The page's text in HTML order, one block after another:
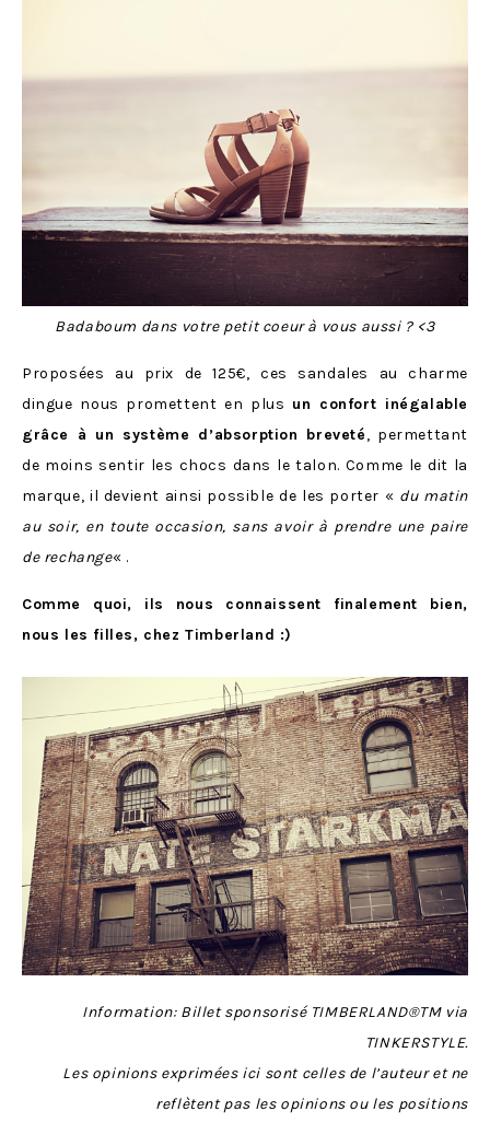
Badaboum dans votre petit coeur à vous aussi ? <3
Proposées au prix de 125€, ces sandales au charme
dingue nous promettent en plus un confort inégalable
grâce à un système d’absorption breveté, permettant
de moins sentir les chocs dans le talon. Comme le dit la
marque, il devient ainsi possible de les porter « du matin
au soir, en toute occasion, sans avoir à prendre une paire
de rechange« .
Comme quoi, ils nous connaissent finalement bien,
nous les filles, chez Timberland :)
Information: Billet sponsorisé TIMBERLAND®TM via
TINKERSTYLE.
Les opinions exprimées ici sont celles de l’auteur et ne
reflètent pas les opinions ou les positions